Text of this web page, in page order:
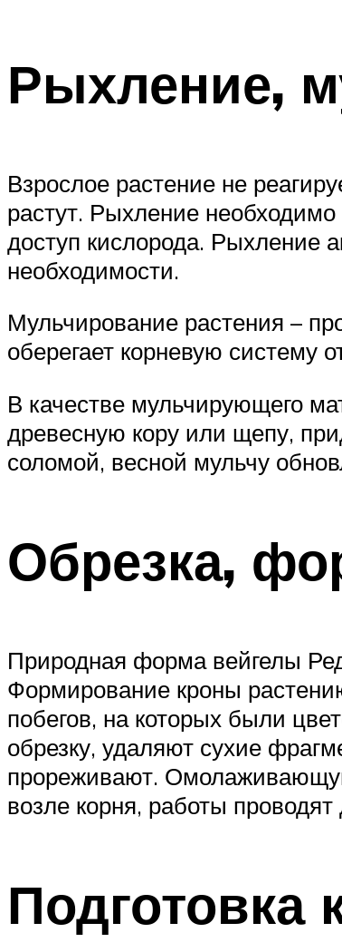
Рыхление,
Взрослое растение не
растут. Рыхление
доступ кислорода. Рыхление
необходимости.
Мульчирование растения –
оберегает корневую систему
В качестве мульчирующего
древесную кору или щепу,
соломой, весной мульчу
Обрезка,
Природная форма вейгелы
Формирование кроны
побегов, на которых были
обрезку, удаляют сухие
прореживают.
возле корня, работы
Подготовка